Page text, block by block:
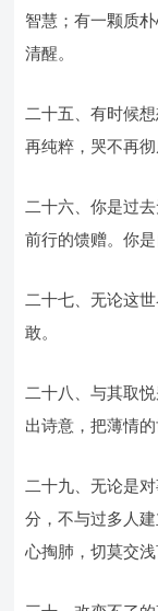
智慧；有一颗质
清醒。
二十五、有时候
再纯粹，哭不再彻
二十六、你是过
前行的馈赠。你是
二十七、无论这
敢。
二十八、与其取
出诗意，把薄情
二十九、无论是
分，不与过多人
心掏肺，切莫交浅